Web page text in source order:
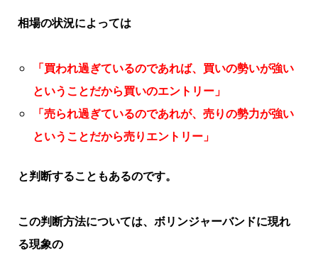
相場の状況によっては
「買われ過ぎているのであれば、買いの勢いが強い
ということだから買いのエントリー」
「売られ過ぎているのであれが、売りの勢力が強い
ということだから売りエントリー」
と判断することもあるのです。
この判断方法については、ボリンジャーバンドに現れ
る現象の